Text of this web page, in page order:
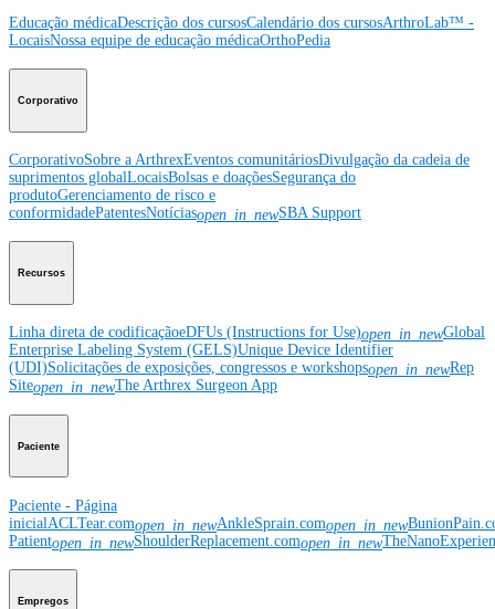
Educação médicaDescrição dos cursosCalendário dos cursosArthroLab™ -
LocaisNossa equipe de educação médicaOrthoPedia
Corporativo
CorporativoSobre a ArthrexEventos comunitáriosDivulgação da cadeia de
suprimentos globalLocaisBolsas e doaçõesSegurança do
produtoGerenciamento de risco e
conformidadePatentesNotíciasopen_in_newSBA Support
Recursos
Linha direta de codificaçãoeDFUs (Instructions for Use)open_in_newGlobal
Enterprise Labeling System (GELS)Unique Device Identifier
(UDI)Solicitações de exposições, congressos e workshopsopen_in_newRep
Siteopen_in_newThe Arthrex Surgeon App
Paciente
Paciente - Página
inicial ACLTear.comopen_in_newAnkleSprain.comopen_in_new
Patientopen_in_newShoulderReplacement.comopen_in_new
Empregos